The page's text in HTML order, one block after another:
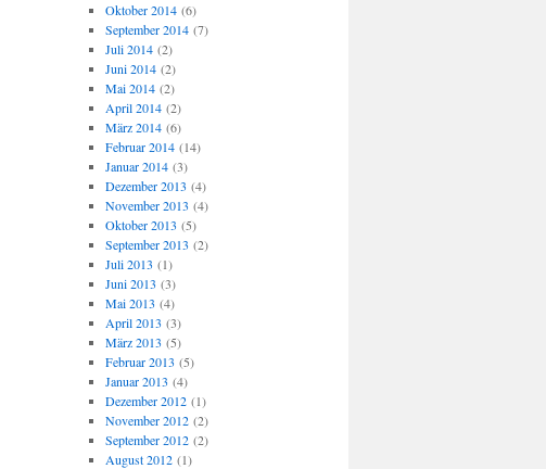
Oktober 2014(6)
September 2014(7)
Juli 2014(2)
Juni 2014(2)
Mai 2014(2)
April 2014(2)
März 2014(6)
Februar 2014(14)
Januar 2014(3)
Dezember 2013 (4)
November 2013 (4)
Oktober 2013 (5)
September 2013 (2)
Juli 2013 (1)
Juni 2013 (3)
Mai 2013 (4)
April 2013 (3)
März 2013 (5)
Februar 2013 (5)
Januar 2013 (4)
Dezember 2012(1)
November 2012(2)
September 2012(2)
August 2012(1)